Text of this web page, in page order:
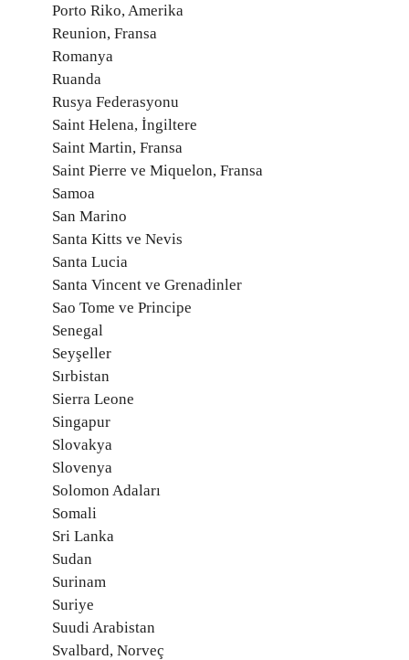
Porto Riko, Amerika
Reunion, Fransa
Romanya
Ruanda
Rusya Federasyonu
Saint Helena, İngiltere
Saint Martin, Fransa
Saint Pierre ve Miquelon, Fransa
Samoa
San Marino
Santa Kitts ve Nevis
Santa Lucia
Santa Vincent ve Grenadinler
Sao Tome ve Principe
Senegal
Seyşeller
Sırbistan
Sierra Leone
Singapur
Slovakya
Slovenya
Solomon Adaları
Somali
Sri Lanka
Sudan
Surinam
Suriye
Suudi Arabistan
Svalbard, Norveç